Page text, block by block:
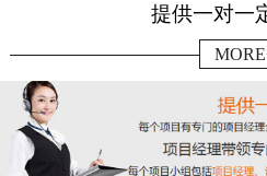
提供一对一